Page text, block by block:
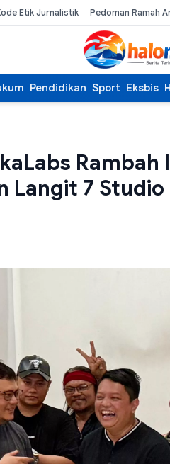
Etik Jurnalistik Pedoman Ramah
Pendidikan Sport Eksbis
Langit 7 Studio